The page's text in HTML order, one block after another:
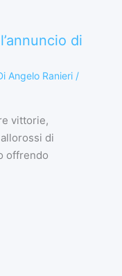
di
Angelo Ranieri /
vittorie,
di
offrendo